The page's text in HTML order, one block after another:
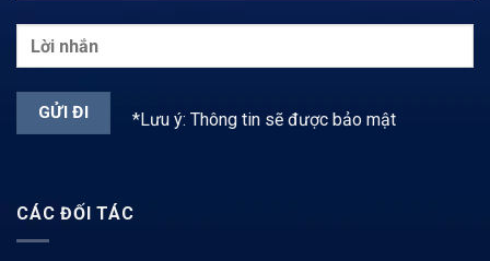
*Lưu ý: Thông tin sẽ được bảo mật
CÁC ĐỐI TÁC